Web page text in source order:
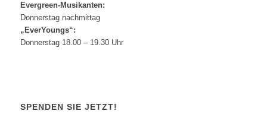
Evergreen-Musikanten:
Donnerstag nachmittag
„EverYoungs“:
Donnerstag 18.00 – 19.30 Uhr
SPENDEN SIE JETZT!